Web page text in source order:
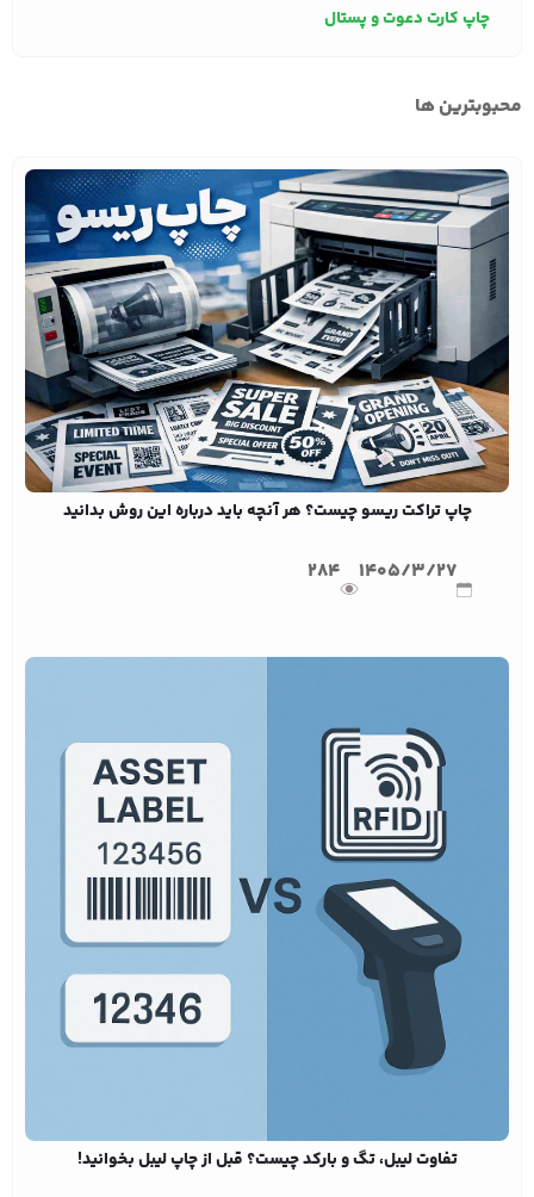
چاپ کارت دعوت و پستال
محبوبترین ها
چاپ تراکت ریسو چیست؟ هر آنچه باید درباره این روش بدانید
1405/3/27
284
تفاوت لیبل، تگ و بارکد چیست؟ قبل از چاپ لیبل بخوانید!